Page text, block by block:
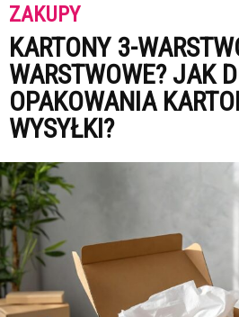
ZAKUPY
KARTONY 3-
WARSTWOWE? JAK
OPAKOWANIA
WYSYŁKI?